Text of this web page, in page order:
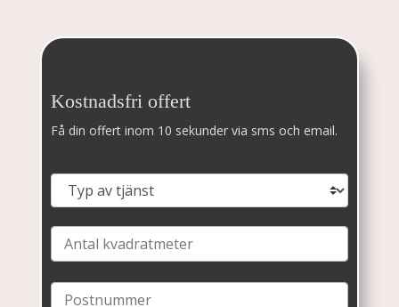
Kostnadsfri offert
Få din offert inom 10 sekunder via sms och email.